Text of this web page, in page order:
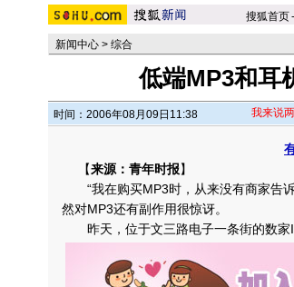
搜狐首页-
新闻中心 > 综合
低端MP3和耳
时间：2006年08月09日11:38 我来说
【来源：青年时报】
“我在购买MP3时，从来没有商家告诉
然对MP3还有副作用很惊讶。
昨天，位于文三路电子一条街的数家